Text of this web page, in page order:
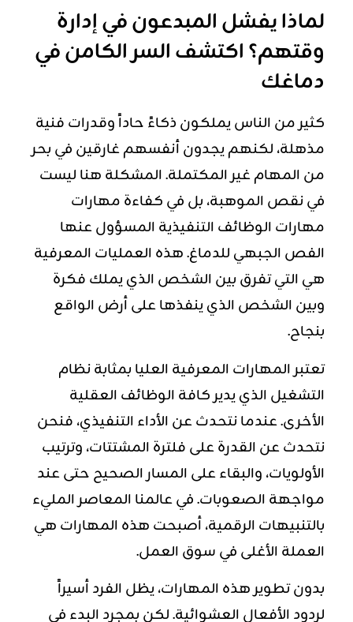
لماذا يفشل المبدعون في إدارة
وقتهم؟ اكتشف السر الكامن في
دماغك
كثير من الناس يملكون ذكاءً حاداً وقدرات فنية
مذهلة، لكنهم يجدون أنفسهم غارقين في بحر
من المهام غير المكتملة. المشكلة هنا ليست
في نقص الموهبة، بل في كفاءة مهارات
مهارات الوظائف التنفيذية المسؤول عنها
الفص الجبهي للدماغ. هذه العمليات المعرفية
هي التي تفرق بين الشخص الذي يملك فكرة
وبين الشخص الذي ينفذها على أرض الواقع
بنجاح.
تعتبر المهارات المعرفية العليا بمثابةنظام
التشغيلالذي يدير كافة الوظائف العقلية
الأخرى. عندما نتحدث عن الأداء التنفيذي، فنحن
نتحدث عن القدرة على فلترة المشتتات، وترتيب
الأولويات، والبقاء على المسار الصحيح حتى عند
مواجهة الصعوبات. في عالمنا المعاصر المليء
بالتنبيهات الرقمية، أصبحت هذه المهارات هي
العملة الأغلى في سوق العمل.
بدون تطوير هذه المهارات، يظل الفرد أسيراً
لردود الأفعال العشوائية. لكن بمجرد البدء في